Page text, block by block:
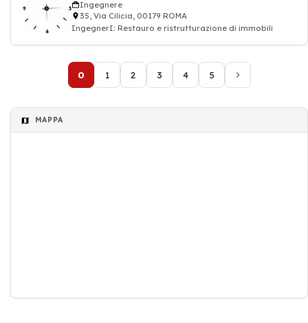
Ingegnere
35, Via Cilicia, 00179 ROMA
IngegnerI: Restauro e ristrutturazione di immobili
0 1 2 3 4 5
MAPPA